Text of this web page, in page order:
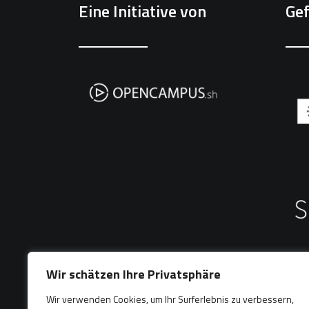
Wir schätzen Ihre Privatsphäre
Wir verwenden Cookies, um Ihr Surferlebnis zu verbessern,
Eine Initiative von